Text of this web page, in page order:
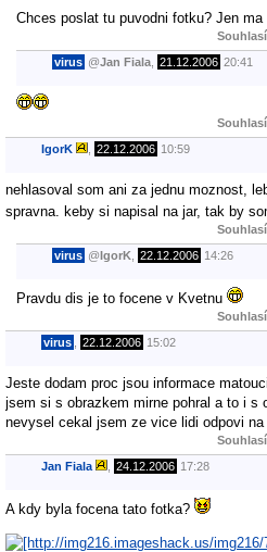
Chces poslat tu puvodni fotku? Jen
virus @Jan Fiala 21.12.2006 20:41
IgorK 22.12.2006 10:59
nehlasoval som ani za jednu moznost,
spravna. keby si napisal na jar, tak by
virus @IgorK 22.12.2006 14:26
Pravdu dis je to focene v Kvetnu
virus 22.12.2006 15:02
Jeste dodam proc jsou informace
jsem si s obrazkem mirne pohral a to i s
nevysel cekal jsem ze vice lidi odpovi na
Jan Fiala 24.12.2006 17:28
A kdy byla focena tato fotka?